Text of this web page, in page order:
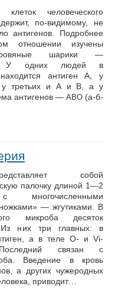
человеческого
по-видимому, не
антигенов. Подробнее
отношении изучены
шарики —
У одних людей в
находится антиген А, у
третьих и А и В, а у
антигенов — АВО (а-б-
собой
палочку длиной 1—2
многочисленными
— жгутиками. В
микроба десяток
них три главных: в
а в теле О- и Vi-
связан с
Введение в кровь
а других чужеродных
приводит…